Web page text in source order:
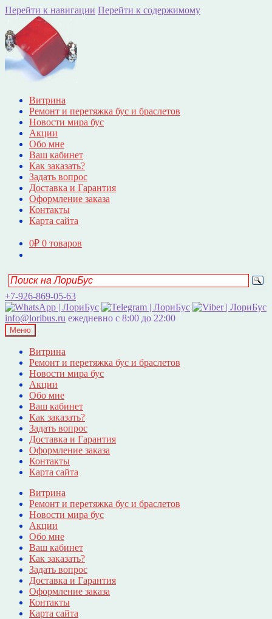
Перейти к навигации Перейти к содержимому
Витрина
Ремонт и перетяжка бус и браслетов
Новости мира бус
Акции
Обо мне
Ваш кабинет
Как заказать?
Задать вопрос
Доставка и Гарантия
Оформление заказа
Контакты
Карта сайта
0₽ 0 товаров
+7-926-869-05-63
info@loribus.ru ежедневно с 8:00 до 22:00
Меню
Витрина
Ремонт и перетяжка бус и браслетов
Новости мира бус
Акции
Обо мне
Ваш кабинет
Как заказать?
Задать вопрос
Доставка и Гарантия
Оформление заказа
Контакты
Карта сайта
Витрина
Ремонт и перетяжка бус и браслетов
Новости мира бус
Акции
Обо мне
Ваш кабинет
Как заказать?
Задать вопрос
Доставка и Гарантия
Оформление заказа
Контакты
Карта сайта